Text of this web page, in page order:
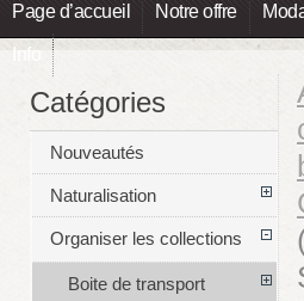
Page d’accueil Notre offre
Info
Catégories
Nouveautés
Naturalisation
Organiser les collections
Boite de transport